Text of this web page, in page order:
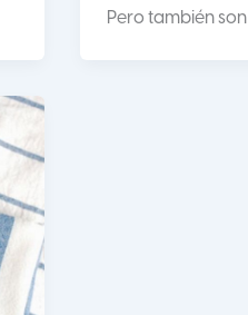
Pero también son